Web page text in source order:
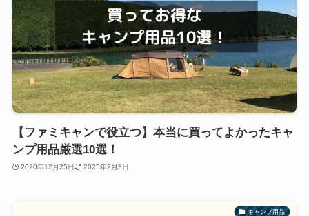
【ファミキャンで役立つ】本当に買ってよかったキャ
ンプ用品厳選10選！
2020年12月25日 2025年2月3日
キャンプ用品